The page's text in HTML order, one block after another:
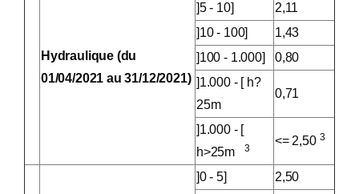
Hydraulique (du
01/04/2021 au 31/12/2021)
]5 - 10]
2,11
]10 - 100]
1,43
]100 - 1.000]
0,80
]1.000 - [ h?
25m
0,71
]1.000 - [
h>25m
3
<= 2,50 3
]0 - 5]
2,50